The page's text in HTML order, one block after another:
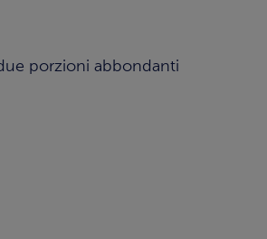
porzioni abbondanti